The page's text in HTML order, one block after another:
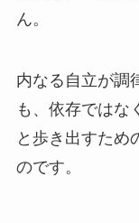
ん。
内なる自立が調
も、依存ではな
と歩き出すため
のです。